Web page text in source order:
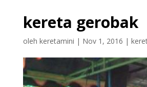
kereta gerobak
oleh keretamini | Nov 1, 2016 |